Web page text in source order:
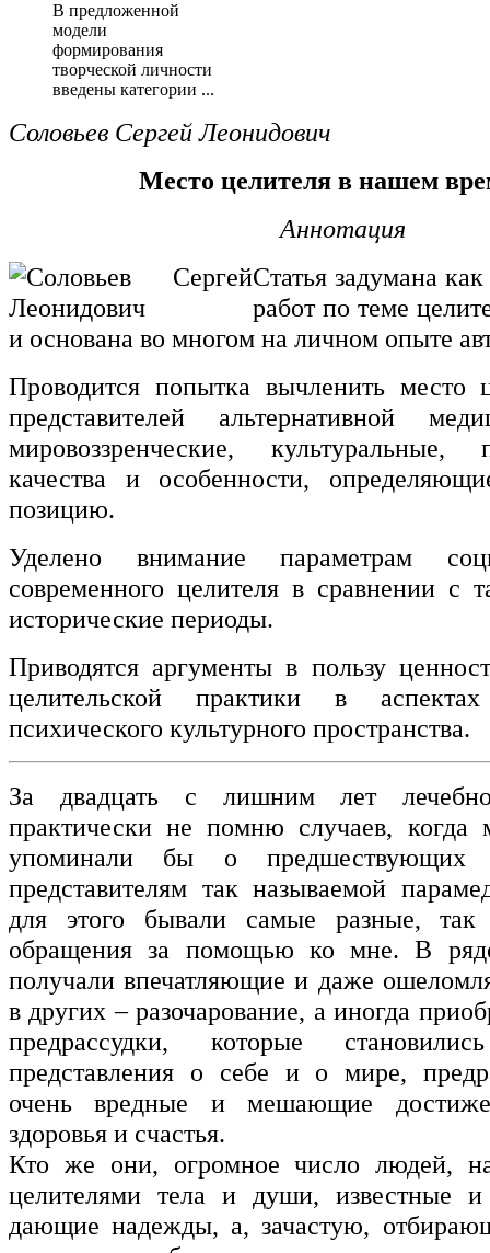
В предложенной
модели
формирования
творческой личности
введены категории ...
Соловьев Сергей Леонидович
Место целителя в нашем
Аннотация
Статья задумана
работ по теме
и основана во многом на личном опыте
Проводится попытка вычленить место
представителей альтернативной
мировоззренческие, культуральные,
качества и особенности,
позицию.
Уделено внимание параметрам
современного целителя в сравнении с
исторические периоды.
Приводятся аргументы в пользу
целительской практики в
психического культурного пространства.
За двадцать с лишним лет
практически не помню случаев, когда
упоминали бы о предшествующих
представителям так называемой
для этого бывали самые разные,
обращения за помощью ко мне. В
получали впечатляющие и даже
в других – разочарование, а иногда
предрассудки, которые
представления о себе и о мире,
очень вредные и мешающие
здоровья и счастья.
Кто же они, огромное число людей,
целителями тела и души, известные и
дающие надежды, а, зачастую,